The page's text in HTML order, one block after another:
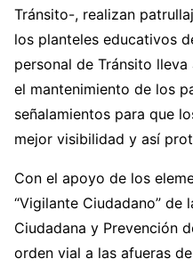
Tránsito-, realizan
los planteles educativos
personal de Tránsito
el mantenimiento de los
señalamientos para que
mejor visibilidad y así
Con el apoyo de los
“Vigilante Ciudadano”
Ciudadana y Prevención
orden vial a las afueras